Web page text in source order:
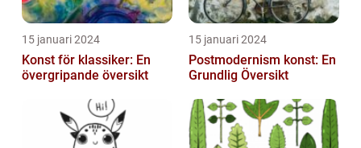
15 januari 2024
Konst för klassiker: En
övergripande översikt
15 januari 2024
Postmodernism konst: En
Grundlig Översikt